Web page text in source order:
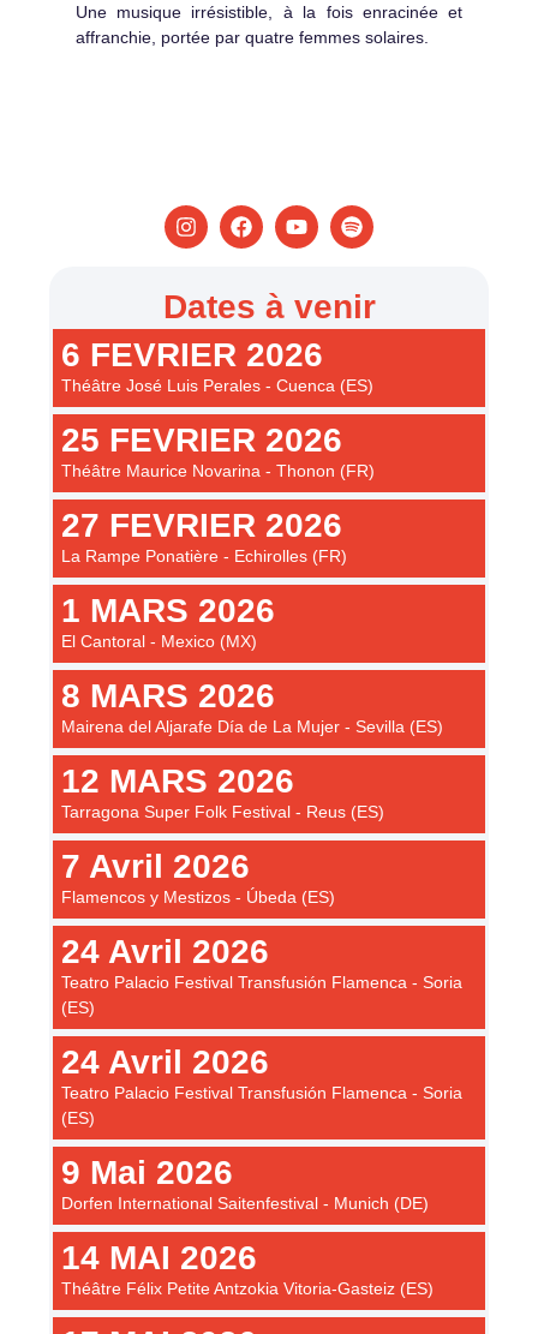
Une musique irrésistible, à la fois enracinée et
affranchie, portée par quatre femmes solaires.
Dates à venir
6 FEVRIER 2026
Théâtre José Luis Perales - Cuenca (ES)
25 FEVRIER 2026
Théâtre Maurice Novarina - Thonon (FR)
27 FEVRIER 2026
La Rampe Ponatière - Echirolles (FR)
1 MARS 2026
El Cantoral - Mexico (MX)
8 MARS 2026
Mairena del Aljarafe Día de La Mujer - Sevilla (ES)
12 MARS 2026
Tarragona Super Folk Festival - Reus (ES)
7 Avril 2026
Flamencos y Mestizos - Úbeda (ES)
24 Avril 2026
Teatro Palacio Festival Transfusión Flamenca - Soria
(ES)
24 Avril 2026
Teatro Palacio Festival Transfusión Flamenca - Soria
(ES)
9 Mai 2026
Dorfen International Saitenfestival - Munich (DE)
14 MAI 2026
Théâtre Félix Petite Antzokia Vitoria-Gasteiz (ES)